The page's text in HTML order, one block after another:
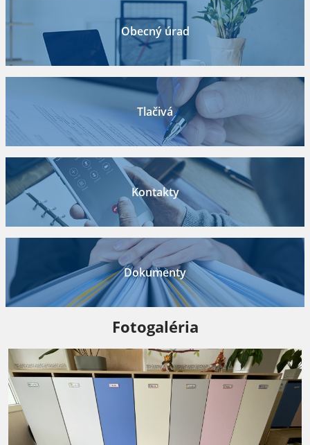
Obecný úrad
Tlačivá
Kontakty
Dokumenty
Fotogaléria